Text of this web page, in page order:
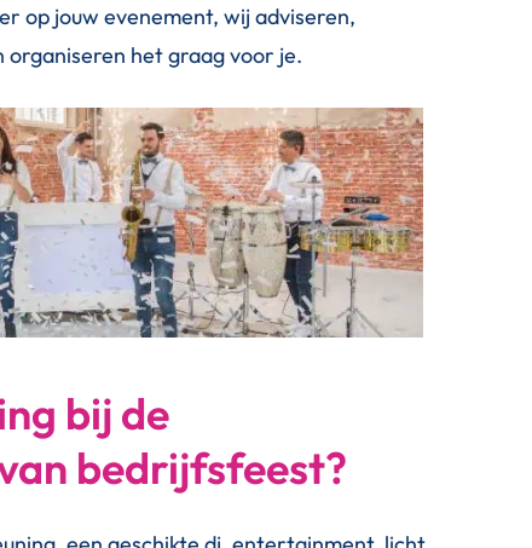
op jouw evenement, wij adviseren,
organiseren het graag voor je.
bij de
bedrijfsfeest?